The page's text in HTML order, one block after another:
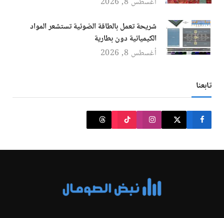
شريحة تعمل بالطاقة الضوئية تستشعر المواد
الكيميائية دون بطارية
أغسطس 8, 2026
تابعنا